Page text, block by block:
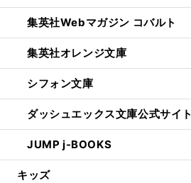
集英社Webマガジン コバルト
集英社オレンジ文庫
シフォン文庫
ダッシュエックス文庫公式サイト
JUMP j-BOOKS
キッズ